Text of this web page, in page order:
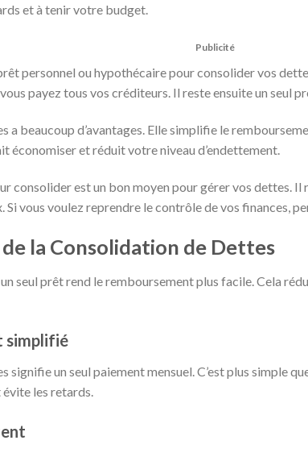
et à tenir votre budget.
Publicité
personnel ou hypothécaire pour consolider vos
payez tous vos créditeurs. Il reste ensuite un seul
a beaucoup d’avantages. Elle simplifie le
économiser et réduit votre niveau d’endettement.
consolider est un bon moyen pour gérer vos dettes.
Si vous voulez reprendre le contrôle de vos finances,
de la Consolidation de Dettes
seul prêt rend le remboursement plus facile. Cela
simplifié
signifie un seul paiement mensuel. C’est plus simple
les retards.